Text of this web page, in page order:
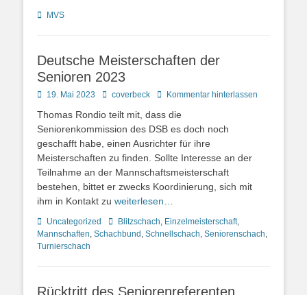
Kategorien
MVS
Deutsche Meisterschaften der
Senioren 2023
Posted
19. Mai 2023 Autorcoverbeck Kommentar hinterlassen
Thomas Rondio teilt mit, dass die
Seniorenkommission des DSB es doch noch
geschafft habe, einen Ausrichter für ihre
Meisterschaften zu finden. Sollte Interesse an der
Teilnahme an der Mannschaftsmeisterschaft
bestehen, bittet er zwecks Koordinierung, sich mit
ihm in Kontakt zu weiterlesen…
Kategorien
Uncategorized Schlagworte
Blitzschach, Einzelmeisterschaft,
Mannschaften, Schachbund , Schnellschach, Seniorenschach,
Turnierschach
Rücktritt des Seniorenreferenten,